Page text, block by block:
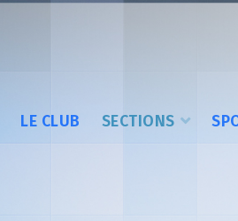
LE CLUB SECTIONS